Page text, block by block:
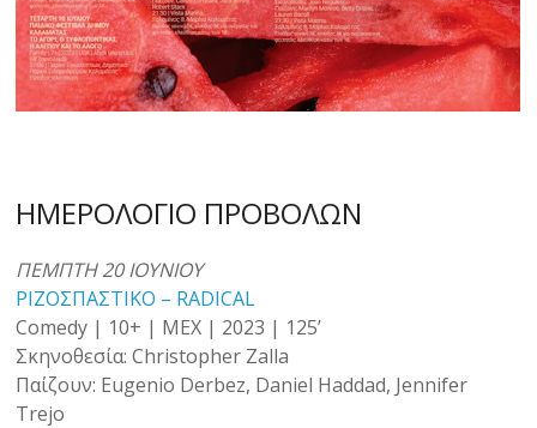
ΗΜΕΡΟΛΟΓΙΟ ΠΡΟΒΟΛΩΝ
ΠΕΜΠΤΗ 20 ΙΟΥΝΙΟΥ
ΡΙΖΟΣΠΑΣΤΙΚΟ – RADICAL
Comedy | 10+ | MEX | 2023 | 125’
Σκηνοθεσία: Christopher Zalla
Παίζουν: Eugenio Derbez, Daniel Haddad, Jennifer
Trejo